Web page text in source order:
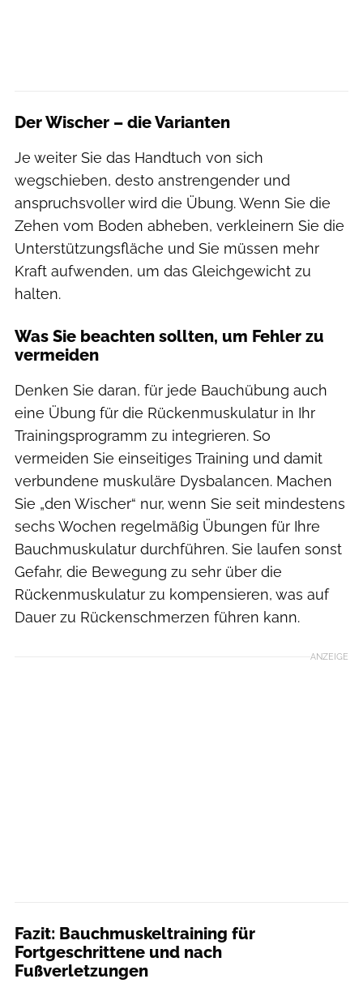
Der Wischer – die Varianten
Je weiter Sie das Handtuch von sich
wegschieben, desto anstrengender und
anspruchsvoller wird die Übung. Wenn Sie die
Zehen vom Boden abheben, verkleinern Sie die
Unterstützungsfläche und Sie müssen mehr
Kraft aufwenden, um das Gleichgewicht zu
halten.
Was Sie beachten sollten, um Fehler zu
vermeiden
Denken Sie daran, für jede Bauchübung auch
eine Übung für die Rückenmuskulatur in Ihr
Trainingsprogramm zu integrieren. So
vermeiden Sie einseitiges Training und damit
verbundene muskuläre Dysbalancen. Machen
Sie „den Wischer“ nur, wenn Sie seit mindestens
sechs Wochen regelmäßig Übungen für Ihre
Bauchmuskulatur durchführen. Sie laufen sonst
Gefahr, die Bewegung zu sehr über die
Rückenmuskulatur zu kompensieren, was auf
Dauer zu Rückenschmerzen führen kann.
ANZEIGE
Fazit: Bauchmuskeltraining für
Fortgeschrittene und nach
Fußverletzungen